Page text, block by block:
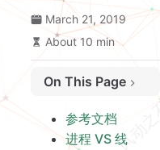
March 21, 2019
About 10 min
On This Page
进程 VS 线程
现代浏览器是多进程的
浏览器包含哪些进程
参考文档
进程 VS 线